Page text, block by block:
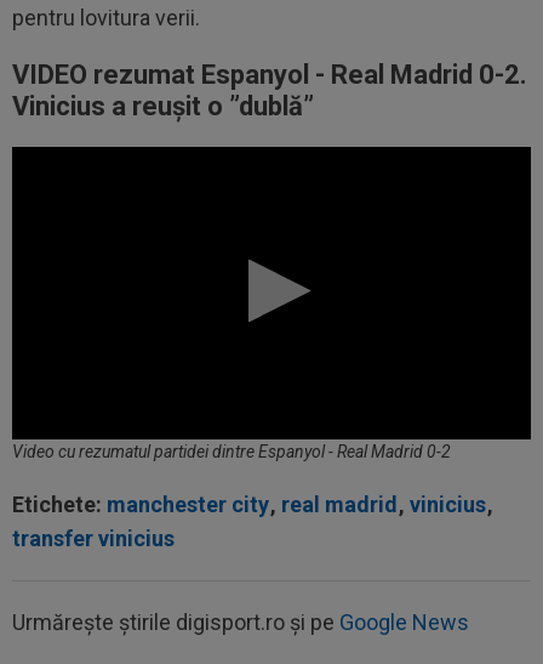
pentru lovitura verii.
VIDEO rezumat Espanyol - Real Madrid 0-2.
Vinicius a reușit o ”dublă”
Video cu rezumatul partidei dintre Espanyol - Real Madrid 0-2
Etichete: manchester city, real madrid, vinicius,
transfer vinicius
Urmărește știrile digisport.ro și pe Google News
08:03 EXCLUSIV
Rapid s-a convins de Filip